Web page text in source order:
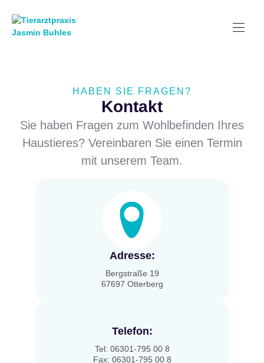
HABEN SIE FRAGEN?
Kontakt
Sie haben Fragen zum Wohlbefinden Ihres
Haustieres? Vereinbaren Sie einen Termin
mit unserem Team.
Adresse:
Bergstraße 19
67697 Otterberg
Telefon:
Tel: 06301-795 00 8
Fax: 06301-795 00 8